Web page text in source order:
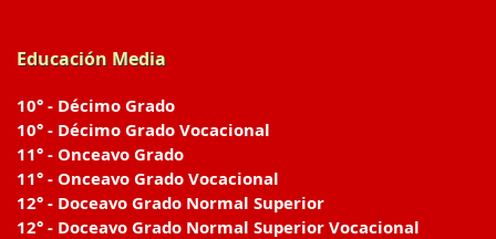
Educación Media
10° - Décimo Grado
10° - Décimo Grado Vocacional
11° - Onceavo Grado
11° - Onceavo Grado Vocacional
12° - Doceavo Grado Normal Superior
12° - Doceavo Grado Normal Superior Vocacional